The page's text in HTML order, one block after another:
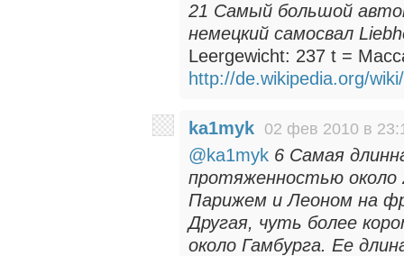
21 Самый большой
немецкий самосвал
Leergewicht: 237 t =
http://de.wikipedia.org/
ka1myk 02 фев 2010 в
@ka1myk 6 Самая
протяженностью около
Парижем и Леоном на
Другая, чуть более
около Гамбурга. Ее